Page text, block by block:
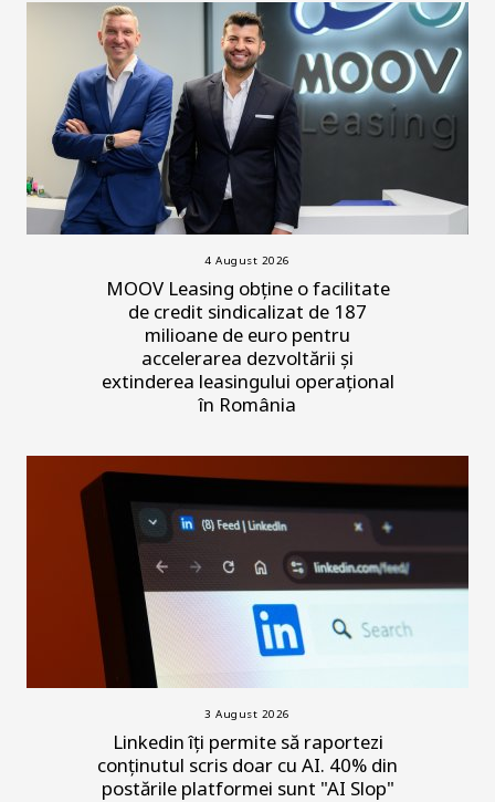
4 August 2026
MOOV Leasing obține o facilitate
de credit sindicalizat de 187
milioane de euro pentru
accelerarea dezvoltării și
extinderea leasingului operațional
în România
3 August 2026
Linkedin îți permite să raportezi
conținutul scris doar cu AI. 40% din
postările platformei sunt "AI Slop"